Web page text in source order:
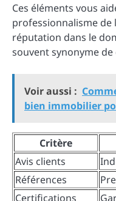
Ces éléments vous
professionnalisme de
réputation dans le
souvent synonyme
Voir aussi :
bien immobilier
Critère
Avis clients
Références
Certifications